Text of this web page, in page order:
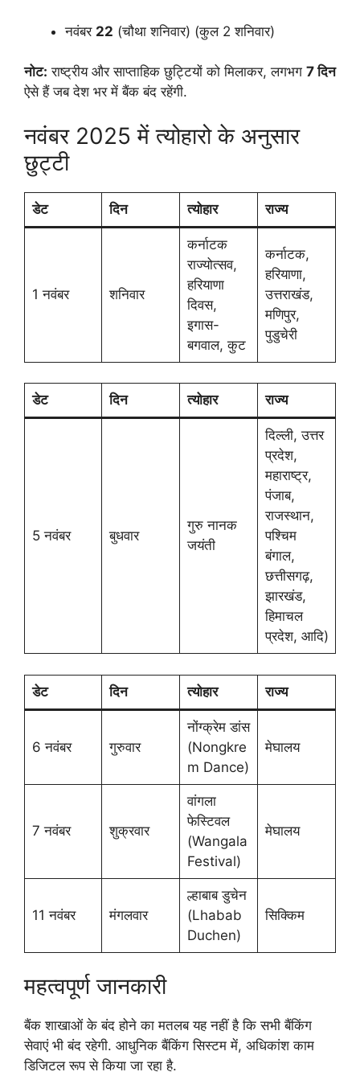
नवंबर 22 (चौथा शनिवार) (कुल 2 शनिवार)
नोट: राष्ट्रीय और साप्ताहिक छुट्टियों को मिलाकर, लगभग 7 दिन
ऐसे हैं जब देश भर में बैंक बंद रहेंगी.
नवंबर 2025 में त्योहारो के अनुसार
छुट्टी
डेट दिन त्योहार राज्य
1 नवंबर शनिवार
कर्नाटक
राज्योत्सव,
हरियाणा
दिवस,
इगास-
बगवाल, कुट
कर्नाटक,
हरियाणा,
उत्तराखंड,
मणिपुर,
पुडुचेरी
डेट दिन त्योहार राज्य
5 नवंबर बुधवार
गुरु नानक
जयंती
दिल्ली, उत्तर
प्रदेश,
महाराष्ट्र,
पंजाब,
राजस्थान,
पश्चिम
बंगाल,
छत्तीसगढ़,
झारखंड,
हिमाचल
प्रदेश, आदि)
डेट दिन त्योहार राज्य
6 नवंबर गुरुवार
नोंग्क्रेम डांस
(Nongkre
m Dance)
मेघालय
7 नवंबर शुक्रवार
वांगला
फेस्टिवल
(Wangala
Festival)
मेघालय
11 नवंबर मंगलवार
ल्हाबाब डुचेन
(Lhabab
Duchen)
सिक्किम
महत्वपूर्ण जानकारी
बैंक शाखाओं के बंद होने का मतलब यह नहीं है कि सभी बैंकिंग
सेवाएं भी बंद रहेगी. आधुनिक बैंकिंग सिस्टम में, अधिकांश काम
डिजिटल रूप से किया जा रहा है.